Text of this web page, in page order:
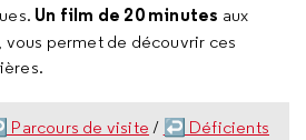
Un film de 20 minutes aux
vous permet de découvrir ces
de visite / ↩ Déficients